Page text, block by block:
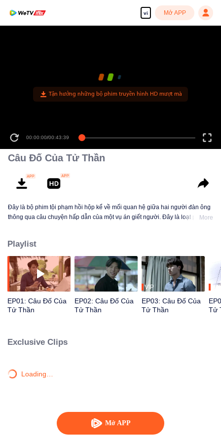
vi Mở APP
Mở APP
Tận hưởng những bộ phim truyền hình HD mượt mà
00:00:00/00:43:39
Câu Đố Của Tử Thần
Đây là bộ phim tội phạm hồi hộp kể về mối quan hệ giữa hai người đàn ông
thông qua câu chuyện hấp dẫn của một vụ án giết người. Đây là loạt phim
hỏi đặt ra sau đó: Cách chết thực sự là gì? Và ai là kẻ sát nhân thực sự?
More
Playlist
EP01: Câu Đố Của
Tử Thần
EP02: Câu Đố Của
Tử Thần
VIP
EP03: Câu Đố Của
Tử Thần
VIP
Tử
Exclusive Clips
Loading…